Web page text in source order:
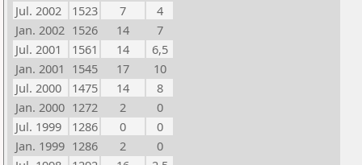
Jul. 2002
1523 7
4
Jan. 2002 1526 14
7
Jul. 2001
1561 14
6,5
Jan. 2001 1545 17
10
Jul. 2000
1475 14
8
Jan. 2000 1272 2
0
Jul. 1999
1286 0
0
Jan. 1999 1286 2
0